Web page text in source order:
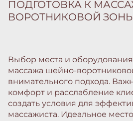
ПОДГОТОВКА К
ВОРОТНИКОВОЙ
Выбор места и
массажа шейно-
внимательного подхода.
комфорт и расслабление
создать условия для
массажиста. Идеальное